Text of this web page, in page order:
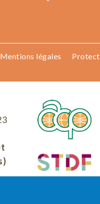
Mentions légales